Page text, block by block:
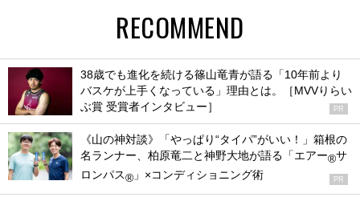
RECOMMEND
38歳でも進化を続ける篠山竜青が語る「10年前より
バスケが上手くなっている」理由とは。［MVVりらい
ぶ賞 受賞者インタビュー］
PR
《山の神対談》「やっぱり“タイパ”がいい！」箱根の
名ランナー、柏原竜二と神野大地が語る「エアー®サ
ロンパス® 」×コンディショニング術 PR